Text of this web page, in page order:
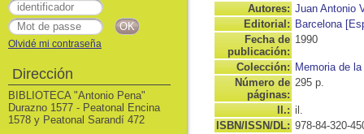
Autores: Juan Antonio
Editorial: Barcelona
Fecha de
publicación:
1990
Colección: Memoria de
Número de
páginas:
295 p.
Il.: il.
ISBN/ISSN/DL: 978-84-320-
Olvidé mi contraseña
Dirección
BIBLIOTECA "Antonio Pena"
Durazno 1577 - Peatonal Encina
1578 y Peatonal Sarandí 472